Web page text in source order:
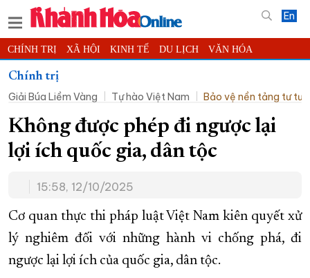
En
CHÍNH TRỊ XÃ HỘI KINH TẾ DU LỊCH VĂN HÓA
THỂ THAO
KHOA HỌC - CÔNG NGHỆ PHÁP LUẬT BẠN ĐỌC PHÓNG SỰ
THẾ GIỚI MULTIMEDIA VIDEO ĐỌC BÁO ONLINE
PODCAST THÔNG TIN - QUẢNG CÁO
TRƯỜNG SA BIỂN ĐẢO QUÊ HƯƠNG
CHUNG TAY CẢI CÁCH HÀNH CHÍNH
XÂY DỰNG NÔNG THÔN MỚI LỊCH CẮT ĐIỆN
TÀU - XE - MÁY BAY
Chính trị
Giải Búa Liềm Vàng
Tự hào Việt Nam Bảo vệ nền tảng tư
Không được phép đi ngược lại
lợi ích quốc gia, dân tộc
15:58, 12/10/2025
Cơ quan thực thi pháp luật Việt Nam kiên quyết xử
lý nghiêm đối với những hành vi chống phá, đi
ngược lại lợi ích của quốc gia, dân tộc.